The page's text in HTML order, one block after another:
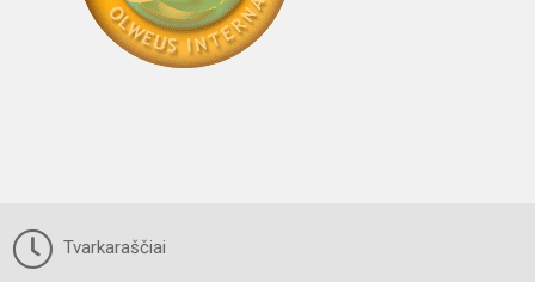
Tvarkaraščiai